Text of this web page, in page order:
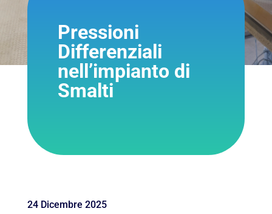
Pressioni
Differenziali
nell’impianto di
Smalti
24 Dicembre 2025